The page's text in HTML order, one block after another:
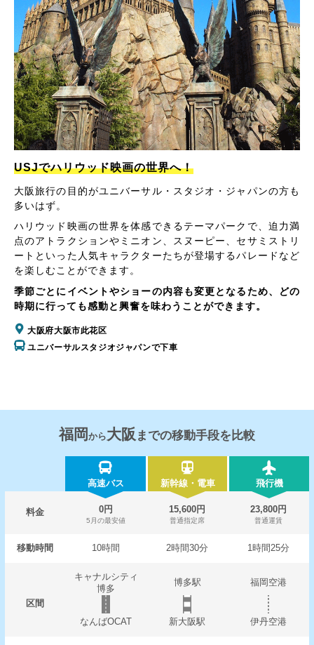
USJでハリウッド映画の世界へ！
大阪旅行の目的がユニバーサル・スタジオ・ジャパンの方も
多いはず。
ハリウッド映画の世界を体感できるテーマパークで、迫力満
点のアトラクションやミニオン、スヌーピー、セサミストリ
ートといった人気キャラクターたちが登場するパレードなど
を楽しむことができます。
季節ごとにイベントやショーの内容も変更となるため、どの
時期に行っても感動と興奮を味わうことができます。
大阪府大阪市此花区
ユニバーサルスタジオジャパンで下車
福岡 から大阪 までの移動手段を比較
高速バス 新幹線・電車 飛行機
料金 0円
5月の最安値
15,600円
普通指定席
23,800円
普通運賃
移動時間 10時間 2時間30分 1時間25分
区間
キャナルシティ
博多
博多駅 福岡空港
なんばOCAT 新大阪駅 伊丹空港